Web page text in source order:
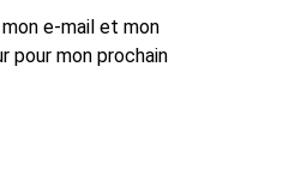
e-mail et mon
pour mon prochain